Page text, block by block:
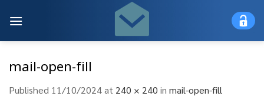
mail-open-fill
Published 11/10/2024at 240 × 240 in mail-open-fill